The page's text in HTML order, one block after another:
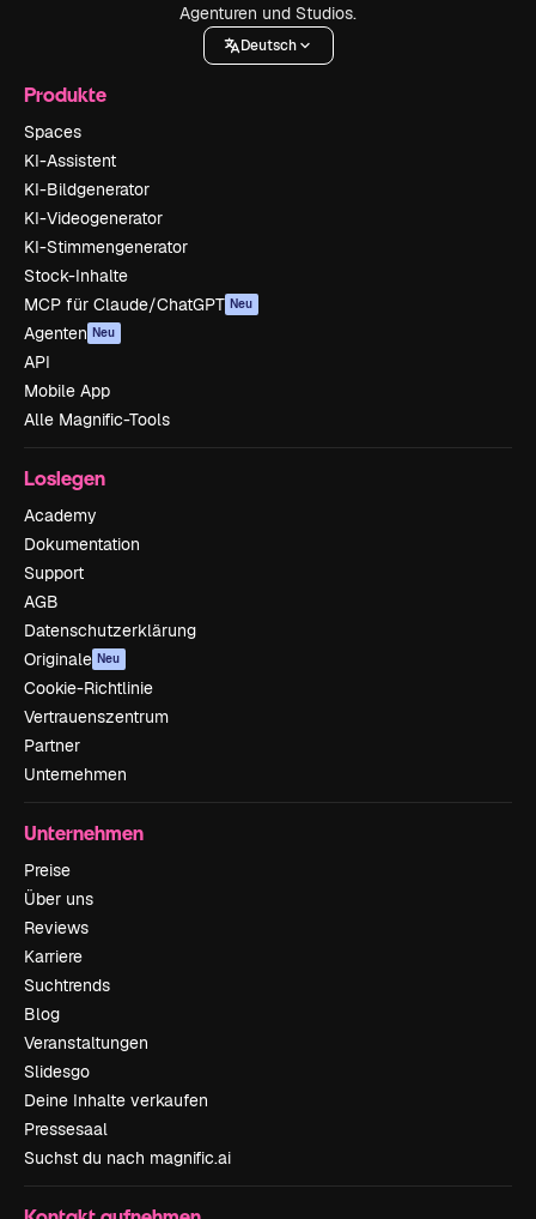
Agenturen und Studios.
Deutsch
Produkte
Spaces
KI-Assistent
KI-Bildgenerator
KI-Videogenerator
KI-Stimmengenerator
Stock-Inhalte
MCP für Claude/ChatGPT Neu
Agenten Neu
API
Mobile App
Alle Magnific-Tools
Loslegen
Academy
Dokumentation
Support
AGB
Datenschutzerklärung
Originale Neu
Cookie-Richtlinie
Vertrauenszentrum
Partner
Unternehmen
Unternehmen
Preise
Über uns
Reviews
Karriere
Suchtrends
Blog
Veranstaltungen
Slidesgo
Deine Inhalte verkaufen
Pressesaal
Suchst du nach magnific.ai